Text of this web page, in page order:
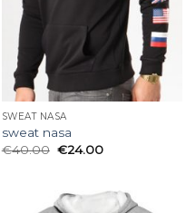
SWEAT NASA
sweat nasa
€40.00 €24.00